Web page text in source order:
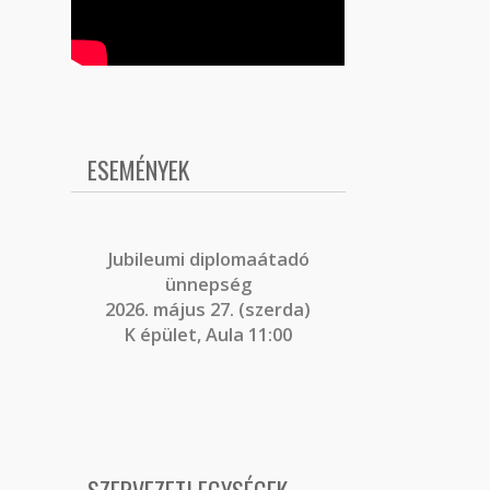
ESEMÉNYEK
Jubileumi diplomaátadó
ünnepség
2026. május 27. (szerda)
K épület, Aula 11:00